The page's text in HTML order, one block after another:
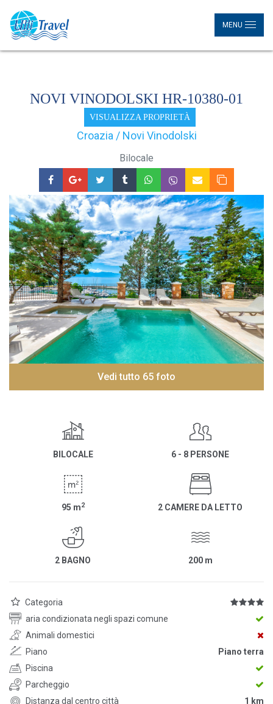
MENU
NOVI VINODOLSKI HR-10380-01
VISUALIZZA PROPRIETÀ
Croazia / Novi Vinodolski
Bilocale
Vedi tutto 65 foto
BILOCALE 6 - 8 PERSONE
95 m2 2 CAMERE DA LETTO
2 BAGNO 200 m
Categoria
aria condizionata negli spazi comune
Animali domestici
Piano
Piano terra
Piscina
Parcheggio
Distanza dal centro città
1 km